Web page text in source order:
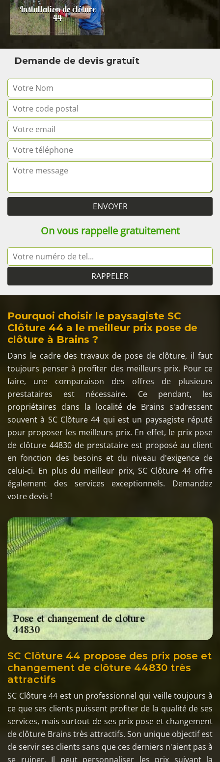
Installation de clôture
44
Demande de devis gratuit
On vous rappelle gratuitement
Pourquoi choisir le paysagiste SC
Clôture 44 a le meilleur prix pose de
clôture à Brains ?
Dans le cadre des travaux de pose de clôture, il faut
toujours penser à profiter des meilleurs prix. Pour ce
faire, une comparaison des offres de plusieurs
prestataires est nécessaire. Ce pendant, les
propriétaires dans la localité de Brains s'adressent
souvent à SC Clôture 44 qui est un paysagiste réputé
pour proposer les meilleurs prix. En effet, le prix pose
de clôture 44830 de prestataire est proposé au client
en fonction des besoins et du niveau d'exigence de
celui-ci. En plus du meilleur prix, SC Clôture 44 offre
également des services exceptionnels. Demandez
votre devis !
SC Clôture 44 propose des prix pose et
changement de clôture 44830 très
attractifs
SC Clôture 44 est un professionnel qui veille toujours à
ce que ses clients puissent profiter de la qualité de ses
services, mais surtout de ses prix pose et changement
de clôture Brains très attractifs. Son unique objectif est
de servir ses clients sans que ces derniers n'aient pas à
se ruiner. Il peut personnaliser les prix suivant la